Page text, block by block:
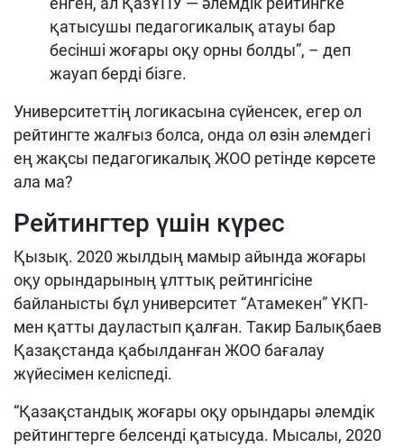
қатысушы педагогикалық атауы бар
бесінші жоғары оқу орны болды”, – деп
жауап берді бізге.
Университеттің логикасына сүйенсек, егер ол
рейтингте жалғыз болса, онда ол өзін әлемдегі
ең жақсы педагогикалық ЖОО ретінде көрсете
ала ма?
Рейтингтер үшін күрес
Қызық. 2020 жылдың мамыр айында жоғары
оқу орындарының ұлттық рейтингісіне
байланысты бұл университет “Атамекен” ҰКП-
мен қатты дауластып қалған. Такир Балықбаев
Қазақстанда қабылданған ЖОО бағалау
жүйесімен келіспеді.
“Қазақстандық жоғары оқу орындары әлемдік
рейтингтерге белсенді қатысуда. Мысалы, 2020